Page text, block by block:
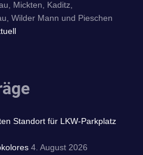
Mickten, Kaditz,
Wilder Mann und Pieschen
Standort für LKW-Parkplatz
4. August 2026